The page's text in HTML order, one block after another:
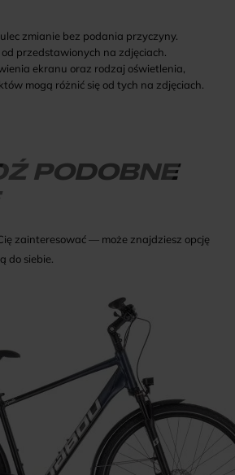
zmianie bez podania przyczyny.
przedstawionych na zdjęciach.
ekranu oraz rodzaj oświetlenia,
mogą różnić się od tych na zdjęciach.
PODOBNE
zainteresować — może znajdziesz opcję
do siebie.